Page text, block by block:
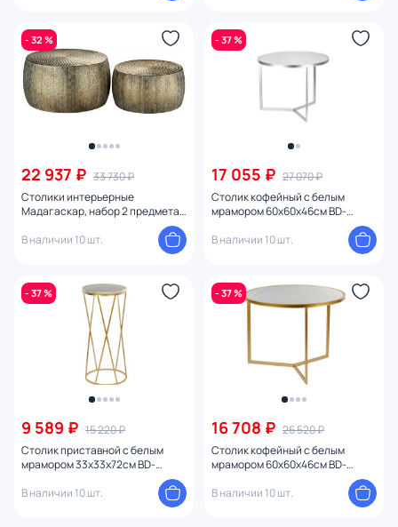
- 32 %
22 937 ₽ 33 730 ₽
Столики интерьерные
Мадагаскар, набор 2 предмета
2861035
В наличии 10 шт.
- 37 %
17 055 ₽ 27 070 ₽
Столик кофейный с белым
мрамором 60х60х46см BD-
В наличии 10 шт.
- 37 %
9 589 ₽ 15 220 ₽
Столик приставной с белым
мрамором 33х33х72см BD-
В наличии 10 шт.
- 37 %
16 708 ₽ 26 520 ₽
Столик кофейный с белым
мрамором 60х60х46см BD-
В наличии 10 шт.